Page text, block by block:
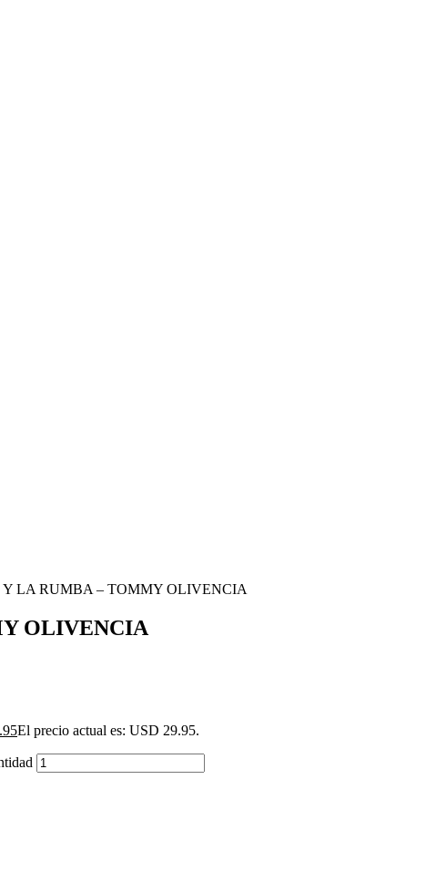
Y LA RUMBA – TOMMY OLIVENCIA
OLIVENCIA
El precio actual es: USD 29.95.